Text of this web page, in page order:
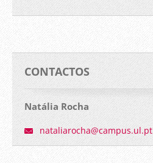
CONTACTOS
Natália Rocha
nataliarocha@campus.ul.pt